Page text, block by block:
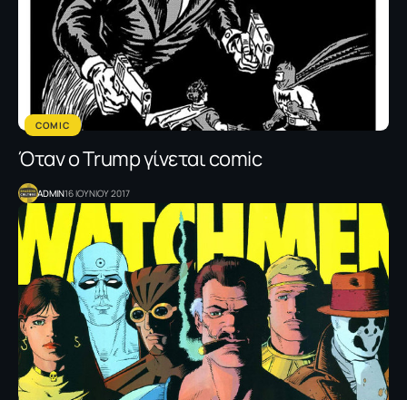
COMIC
Όταν ο Τrump γίνεται comic
ADMIN16 ΙΟΥΝΙΟΥ 2017